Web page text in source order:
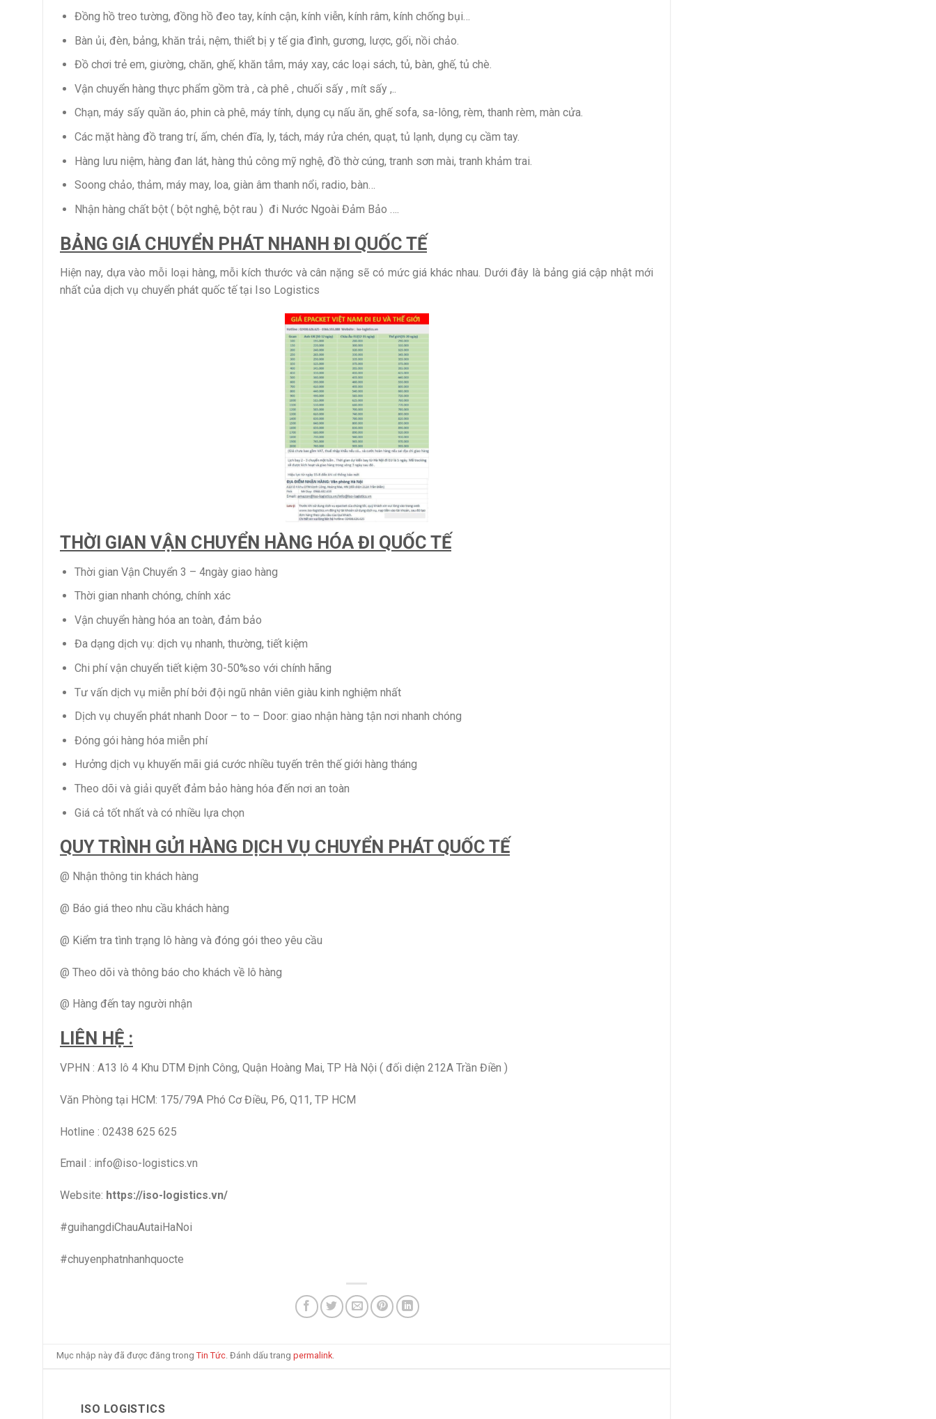
Đồng hồ treo tường, đồng hồ đeo tay, kính cận, kính viễn, kính râm, kính chống bụi…
Bàn ủi, đèn, bảng, khăn trải, nệm, thiết bị y tế gia đình, gương, lược, gối, nồi chảo.
Đồ chơi trẻ em, giường, chăn, ghế, khăn tắm, máy xay, các loại sách, tủ, bàn, ghế, tủ chè.
Vận chuyển hàng thực phẩm gồm trà , cà phê , chuối sấy , mít sấy ,..
Chạn, máy sấy quần áo, phin cà phê, máy tính, dụng cụ nấu ăn, ghế sofa, sa-lông, rèm, thanh rèm, màn cửa.
Các mặt hàng đồ trang trí, ấm, chén đĩa, ly, tách, máy rửa chén, quạt, tủ lạnh, dụng cụ cầm tay.
Hàng lưu niệm, hàng đan lát, hàng thủ công mỹ nghệ, đồ thờ cúng, tranh sơn mài, tranh khảm trai.
Soong chảo, thảm, máy may, loa, giàn âm thanh nổi, radio, bàn…
Nhận hàng chất bột ( bột nghệ, bột rau ) đi Nước Ngoài Đảm Bảo ….
BẢNG GIÁ CHUYỂN PHÁT NHANH ĐI QUỐC TẾ
Hiện nay, dựa vào mỗi loại hàng, mỗi kích thước và cân nặng sẽ có mức giá khác nhau. Dưới đây là bảng giá cập nhật mới
nhất của dịch vụ chuyển phát quốc tế tại Iso Logistics
THỜI GIAN VẬN CHUYỂN HÀNG HÓA ĐI QUỐC TẾ
Thời gian Vận Chuyển 3 – 4ngày giao hàng
Thời gian nhanh chóng, chính xác
Vận chuyển hàng hóa an toàn, đảm bảo
Đa dạng dịch vụ: dịch vụ nhanh, thường, tiết kiệm
Chi phí vận chuyển tiết kiệm 30-50%so với chính hãng
Tư vấn dịch vụ miễn phí bởi đội ngũ nhân viên giàu kinh nghiệm nhất
Dịch vụ chuyển phát nhanh Door – to – Door: giao nhận hàng tận nơi nhanh chóng
Đóng gói hàng hóa miễn phí
Hưởng dịch vụ khuyến mãi giá cước nhiều tuyến trên thế giới hàng tháng
Theo dõi và giải quyết đảm bảo hàng hóa đến nơi an toàn
Giá cả tốt nhất và có nhiều lựa chọn
QUY TRÌNH GỬI HÀNG DỊCH VỤ CHUYỂN PHÁT QUỐC TẾ
@ Nhận thông tin khách hàng
@ Báo giá theo nhu cầu khách hàng
@ Kiểm tra tình trạng lô hàng và đóng gói theo yêu cầu
@ Theo dõi và thông báo cho khách về lô hàng
@ Hàng đến tay người nhận
LIÊN HỆ :
VPHN : A13 lô 4 Khu DTM Định Công, Quận Hoàng Mai, TP Hà Nội ( đối diện 212A Trần Điền )
Văn Phòng tại HCM: 175/79A Phó Cơ Điều, P6, Q11, TP HCM
Hotline : 02438 625 625
Email : info@iso-logistics.vn
Website: https://iso-logistics.vn/
#guihangdiChauAutaiHaNoi
#chuyenphatnhanhquocte
Mục nhập này đã được đăng trongTin Tức. Đánh dấu trangpermalink.
ISO LOGISTICS